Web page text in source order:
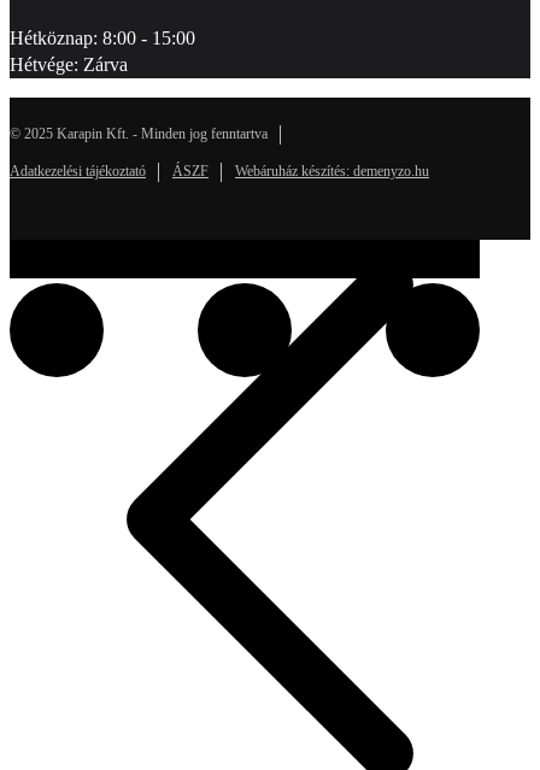
Hétköznap: 8:00 - 15:00
Hétvége: Zárva
© 2025 Karapin Kft. - Minden jog fenntartva
Adatkezelési tájékoztató ÁSZF Webáruház készítés: demenyzo.hu